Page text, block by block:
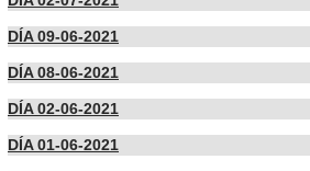
DÍA 09-06-2021
DÍA 08-06-2021
DÍA 02-06-2021
DÍA 01-06-2021